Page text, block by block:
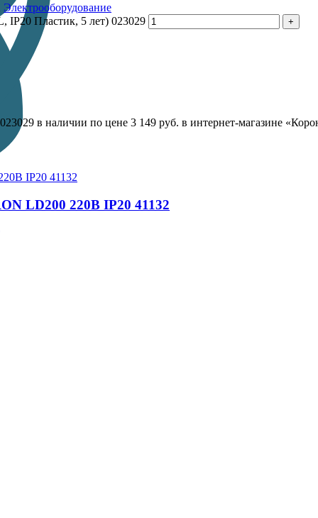
Электрооборудование
IP20 Пластик, 5 лет) 023029
в наличии по цене 3 149 руб. в интернет-магазине
LD200 220В IP20 41132